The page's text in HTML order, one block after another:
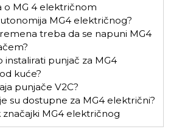
o MG 4 električnom
MG4 električnog?
treba da se napuni MG4
instalirati punjač za MG4
kuće?
punjače V2C?
su dostupne za MG4 električni?
MG4 električnog